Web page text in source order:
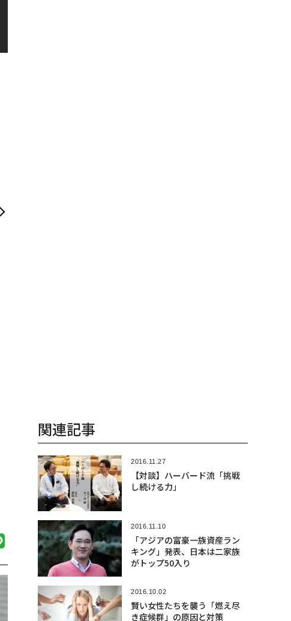
る、AIを超える人の価値
関連記事
2016.11.27
【対談】ハーバード流「挑戦
し続ける力」
2016.11.10
「アジアの富豪一族資産ラン
キング」発表、日本は二家族
がトップ50入り
2016.10.02
賢い女性たちを襲う「燃え尽
き症候群」の原因と対策